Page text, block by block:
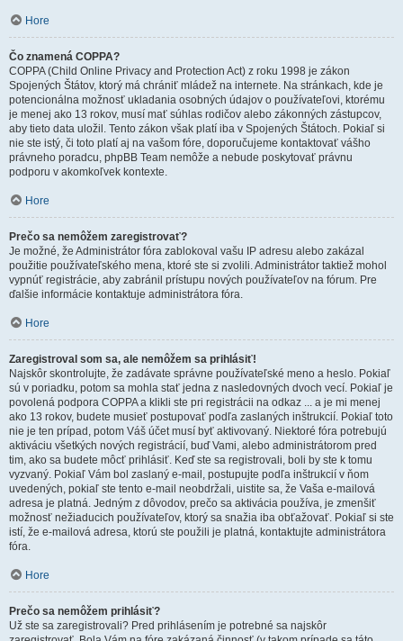
Hore
Čo znamená COPPA?
COPPA (Child Online Privacy and Protection Act) z roku 1998 je zákon
Spojených Štátov, ktorý má chrániť mládež na internete. Na stránkach, kde je
potencionálna možnosť ukladania osobných údajov o používateľovi, ktorému
je menej ako 13 rokov, musí mať súhlas rodičov alebo zákonných zástupcov,
aby tieto data uložil. Tento zákon však platí iba v Spojených Štátoch. Pokiaľ si
nie ste istý, či toto platí aj na vašom fóre, doporučujeme kontaktovať vášho
právneho poradcu, phpBB Team nemôže a nebude poskytovať právnu
podporu v akomkoľvek kontexte.
Hore
Prečo sa nemôžem zaregistrovať?
Je možné, že Administrátor fóra zablokoval vašu IP adresu alebo zakázal
použitie používateľského mena, ktoré ste si zvolili. Administrátor taktiež mohol
vypnúť registrácie, aby zabránil prístupu nových používateľov na fórum. Pre
ďalšie informácie kontaktuje administrátora fóra.
Hore
Zaregistroval som sa, ale nemôžem sa prihlásiť!
Najskôr skontrolujte, že zadávate správne používateľské meno a heslo. Pokiaľ
sú v poriadku, potom sa mohla stať jedna z nasledovných dvoch vecí. Pokiaľ je
povolená podpora COPPA a klikli ste pri registrácii na odkaz ... a je mi menej
ako 13 rokov, budete musieť postupovať podľa zaslaných inštrukcií. Pokiaľ toto
nie je ten prípad, potom Váš účet musí byť aktivovaný. Niektoré fóra potrebujú
aktiváciu všetkých nových registrácií, buď Vami, alebo administrátorom pred
tim, ako sa budete môcť prihlásiť. Keď ste sa registrovali, boli by ste k tomu
vyzvaný. Pokiaľ Vám bol zaslaný e-mail, postupujte podľa inštrukcií v ňom
uvedených, pokiaľ ste tento e-mail neobdržali, uistite sa, že Vaša e-mailová
adresa je platná. Jedným z dôvodov, prečo sa aktivácia používa, je zmenšiť
možnosť nežiaducich používateľov, ktorý sa snažia iba obťažovať. Pokiaľ si ste
istí, že e-mailová adresa, ktorú ste použili je platná, kontaktujte administrátora
fóra.
Hore
Prečo sa nemôžem prihlásiť?
Už ste sa zaregistrovali? Pred prihlásením je potrebné sa najskôr